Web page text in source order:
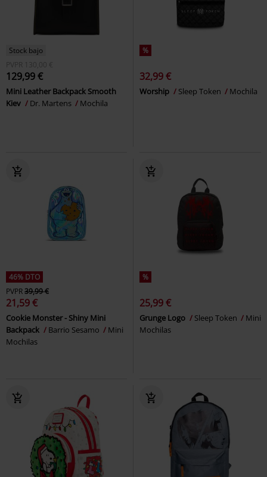
Stock bajo
PVPR 130,00 €
129,99 €
Mini Leather Backpack Smooth
Kiev
Dr. Martens Mochila
%
32,99 €
Worship Sleep Token Mochila
46% DTO
PVPR39,99 €
21,59 €
Cookie Monster - Shiny Mini
Backpack
Barrio Sesamo
Mini
Mochilas
%
25,99 €
Grunge Logo Sleep Token
Mini
Mochilas